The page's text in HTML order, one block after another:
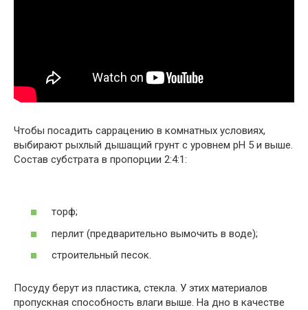
Чтобы посадить саррацению в комнатных условиях,
выбирают рыхлый дышащий грунт с уровнем pH 5 и выше.
Состав субстрата в пропорции 2:4:1:
торф;
перлит (предварительно вымочить в воде);
строительный песок.
Посуду берут из пластика, стекла. У этих материалов
пропускная способность влаги выше. На дно в качестве